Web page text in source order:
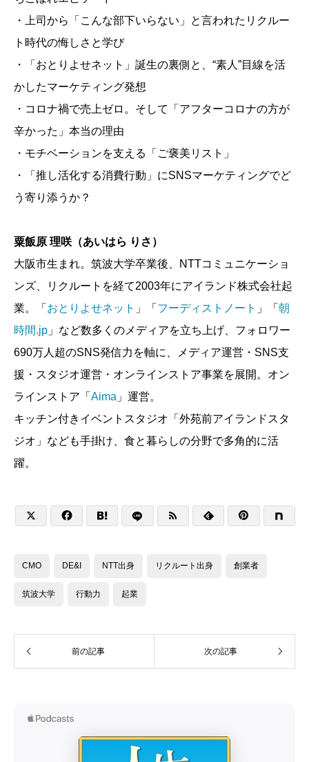
・上司から「こんな部下いらない」と言われたリクルー
ト時代の悔しさと学び
・「おとりよせネット」誕生の裏側と、“素人”目線を活
かしたマーケティング発想
・コロナ禍で売上ゼロ。そして「アフターコロナの方が
辛かった」本当の理由
・モチベーションを支える「ご褒美リスト」
・「推し活化する消費行動」にSNSマーケティングでど
う寄り添うか？
粟飯原 理咲（あいはら りさ）
大阪市生まれ。筑波大学卒業後、NTTコミュニケーショ
ンズ、リクルートを経て2003年にアイランド株式会社起
業。「 おとりよせネット 」「 フーディストノート 」「 朝
時間.jp 」など数多くのメディアを立ち上げ、フォロワー
690万人超のSNS発信力を軸に、メディア運営・SNS支
援・スタジオ運営・オンラインストア事業を展開。オン
ラインストア「 Aima 」運営。
キッチン付きイベントスタジオ「外苑前アイランドスタ
ジオ」なども手掛け、食と暮らしの分野で多角的に活
躍。
     
CMO DE&I NTT出身 リクルート出身 創業者
筑波大学 行動力 起業
前の記事 次の記事